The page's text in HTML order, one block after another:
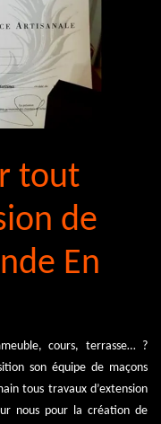
tout
de
En
cours, terrasse… ?
son équipe de maçons
tous travaux d’extension
nous pour la création de